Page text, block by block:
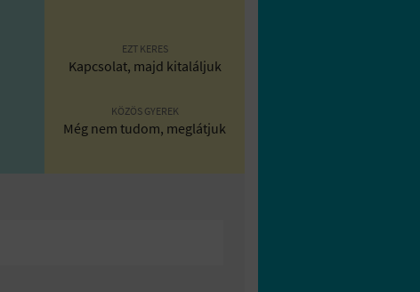
EZT KERES
Kapcsolat, majd kitaláljuk
KÖZÖS GYEREK
Még nem tudom, meglátjuk